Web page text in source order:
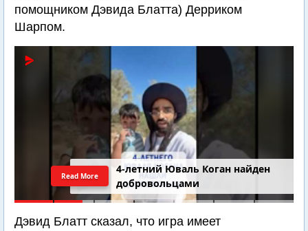
помощником Дэвида Блатта) Дерриком
Шарпом.
4-летний Юваль Коган найден
добровольцами
Read More
Дэвид Блатт сказал, что игра имеет